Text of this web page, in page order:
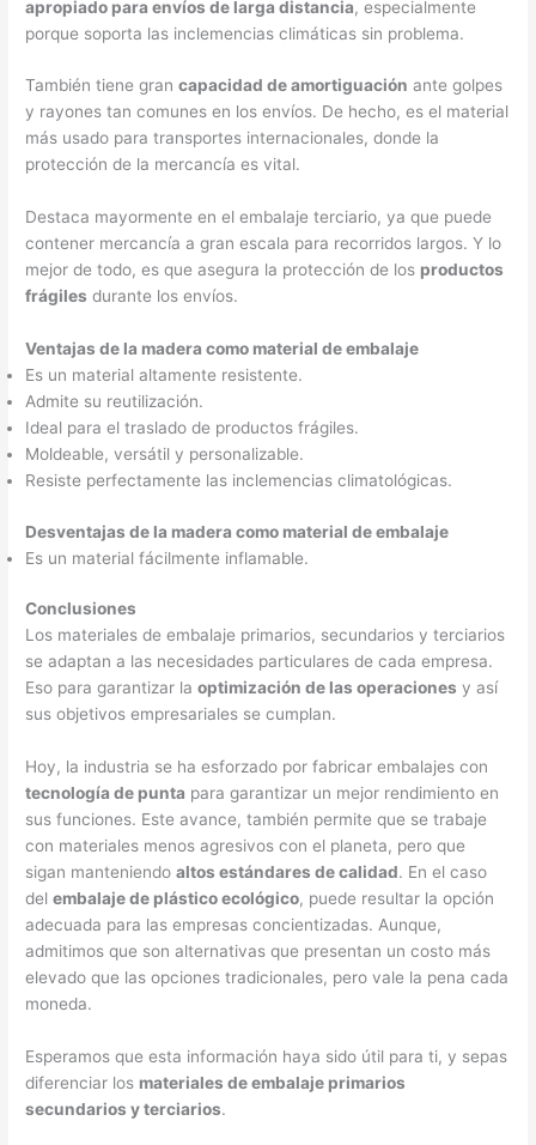
apropiado para envíos de larga distancia, especialmente
porque soporta las inclemencias climáticas sin problema.
También tiene grancapacidad de amortiguación ante golpes
y rayones tan comunes en los envíos. De hecho, es el material
más usado para transportes internacionales, donde la
protección de la mercancía es vital.
Destaca mayormente en el embalaje terciario, ya que puede
contener mercancía a gran escala para recorridos largos. Y lo
mejor de todo, es que asegura la protección de los productos
frágiles durante los envíos.
Ventajas de la madera como material de embalaje
Es un material altamente resistente.
Admite su reutilización.
Ideal para el traslado de productos frágiles.
Moldeable, versátil y personalizable.
Resiste perfectamente las inclemencias climatológicas.
Desventajas de la madera como material de embalaje
Es un material fácilmente inflamable.
Conclusiones
Los materiales de embalaje primarios, secundarios y terciarios
se adaptan a las necesidades particulares de cada empresa.
Eso para garantizar laoptimización de las operaciones y así
sus objetivos empresariales se cumplan.
Hoy, la industria se ha esforzado por fabricar embalajes con
tecnología de punta para garantizar un mejor rendimiento en
sus funciones. Este avance, también permite que se trabaje
con materiales menos agresivos con el planeta, pero que
sigan manteniendoaltos estándares de calidad. En el caso
delembalaje de plástico ecológico, puede resultar la opción
adecuada para las empresas concientizadas. Aunque,
admitimos que son alternativas que presentan un costo más
elevado que las opciones tradicionales, pero vale la pena cada
moneda.
Esperamos que esta información haya sido útil para ti, y sepas
diferenciar los materiales de embalaje primarios
secundarios y terciarios.